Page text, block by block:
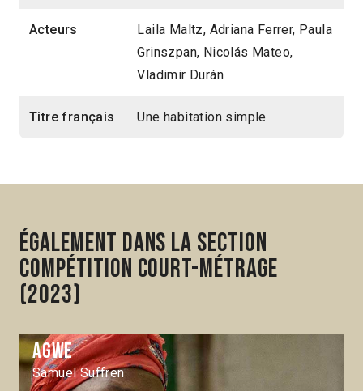
Acteurs
Laila Maltz, Adriana Ferrer, Paula
Grinszpan, Nicolás Mateo,
Vladimir Durán
Titre français Une habitation simple
Également dans la section
Compétition Court-métrage
(2023)
Agwe
Samuel Suffren